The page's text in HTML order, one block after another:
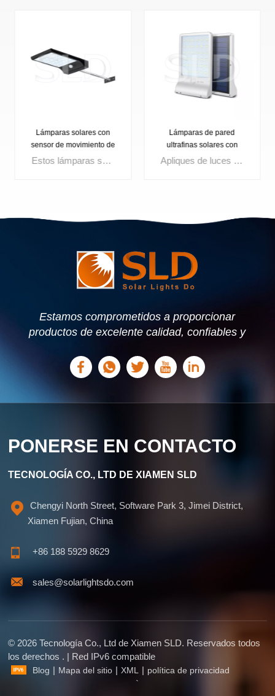
Lámparas de pared
ultrafinas solares con
Sensor de movimiento,Apliques de luces solares con 36 LED están diseñados para proporcionar una iluminación exterior eficiente. El luces con sensor de movimiento Emite luz blanca o luz cálida, brindándole opciones para crear el ambiente deseado en su espacio exterior.
APRENDE
MÁS
Luz grande solar de la
inducción de las lámparas
de pared del ángulo de C
Lámparas de pared de inducción solar. con 38 LED están diseñados para ofrecer un rendimiento de iluminación excepcional para jardines y otros entornos al aire libre. Este luz solar de pared al aire libre es bueno para mejorar la seguridad, brindar comodidad y ahorrar energía.
APRENDE
MÁS
Estamos comprometidos a proporcionar
productos de excelente calidad, confiables y
personalizadas basadas en sus necesidades.
PONERSE EN CONTACTO
TECNOLOGÍA CO., LTD DE XIAMEN SLD
Chengyi North Street, Software Park 3, Jimei District,
Xiamen Fujian, China
+86 188 5929 8629
sales@solarlightsdo.com
© 2026 Tecnología Co., Ltd de Xiamen SLD. Reservados todos
los derechos . | Red IPv6 compatible
Blog | Mapa del sitio | XML | política de privacidad
`